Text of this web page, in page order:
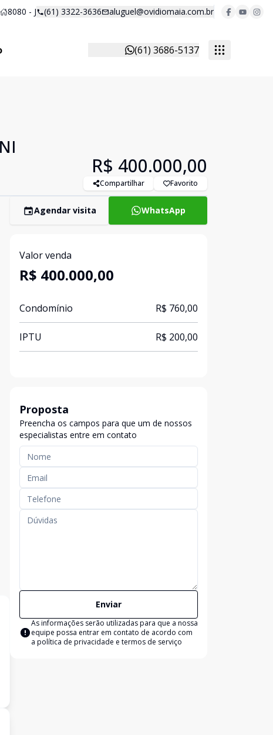
8080 - J (61) 3322-3636 aluguel@ovidiomaia.com.br
(61) 3686-5137
R$ 400.000,00
Compartilhar Favorito
Agendar visita WhatsApp
Valor venda
R$ 400.000,00
Condomínio R$ 760,00
IPTU R$ 200,00
Proposta
Preencha os campos para que um de nossos
especialistas entre em contato
Enviar
As informações serão utilizadas para que a nossa
equipe possa entrar em contato de acordo com
a política de privacidade e termos de serviço